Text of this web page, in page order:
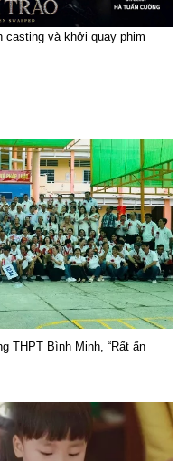
casting và khởi quay phim
THPT Bình Minh, “Rất ấn